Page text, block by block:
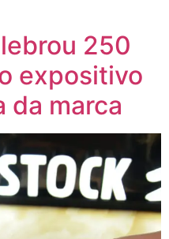
250
expositivo
da marca